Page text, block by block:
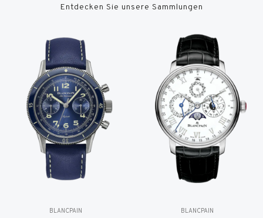
Entdecken Sie unsere Sammlungen
BLANCPAIN BLANCPAIN